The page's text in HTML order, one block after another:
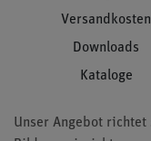
Versandkosten
Downloads
Kataloge
Unser Angebot